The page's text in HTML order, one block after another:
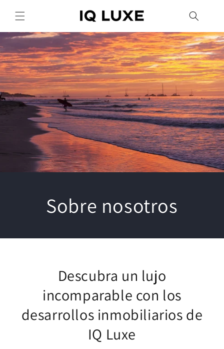
directamente
al contenido
Sobre nosotros
Descubra un lujo
incomparable con los
desarrollos inmobiliarios de
IQ Luxe